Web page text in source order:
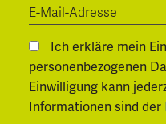
Ich erkläre mein
personenbezogenen
Einwilligung kann
Informationen sind der